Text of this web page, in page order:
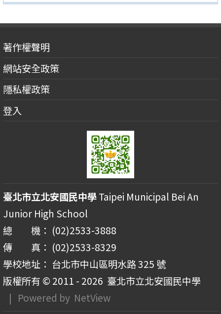
著作權聲明
網站安全政策
隱私權政策
登入
臺北市立北安國民中學Taipei Municipal Bei An
Junior High School
總 機： (02)2533-3888
傳 真： (02)2533-8329
學校地址： 台北市中山區明水路 325 號
版權所有 © 2011 - 2026 臺北市立北安國民中學
| Powered by NetView